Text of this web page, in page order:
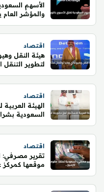
الأسهم
والمؤشر العام يخسر
اقتصاد
هيئة النقل
لتطوير التنقل
اقتصاد
الهيئة
السعودية
اقتصاد
تقرير مصرفي:
موقعها كمركز